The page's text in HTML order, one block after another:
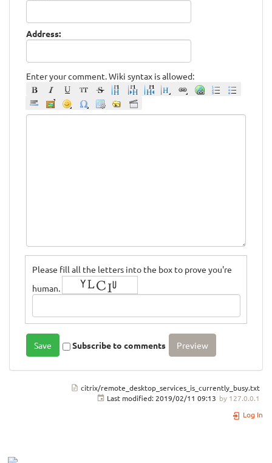
Address:
Enter your comment. Wiki syntax is allowed:
Please fill all the letters into the box to prove you're
human.
Subscribe to comments
citrix/remote_desktop_services_is_currently_busy.txt
Last modified:2019/02/11 09:13 by 127.0.0.1
Log In